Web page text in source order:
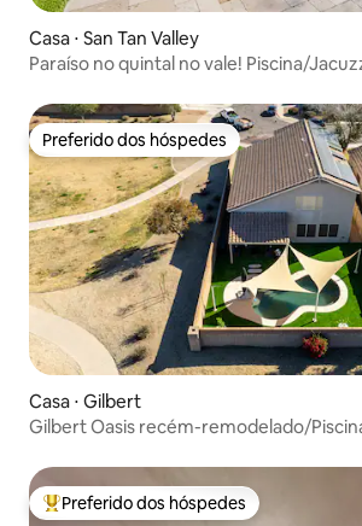
Casa ⋅ San Tan Valley
Paraíso no quintal no vale! Piscina/
Preferido dos hóspedes
Preferido dos hóspedes
Casa ⋅ Gilbert
Gilbert Oasis recém-remodelado/
Entre os melhores preferidos dos
Preferido dos hóspedes